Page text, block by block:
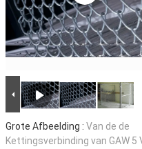
Grote Afbeelding : Van de de
Kettingsverbinding van GAW 5